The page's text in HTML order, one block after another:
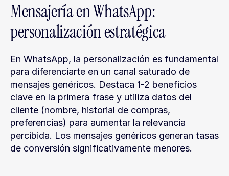
Mensajería en WhatsApp:
personalización estratégica
En WhatsApp, la personalización es fundamental
para diferenciarte en un canal saturado de
mensajes genéricos. Destaca 1-2 beneficios
clave en la primera frase y utiliza datos del
cliente (nombre, historial de compras,
preferencias) para aumentar la relevancia
percibida. Los mensajes genéricos generan tasas
de conversión significativamente menores.